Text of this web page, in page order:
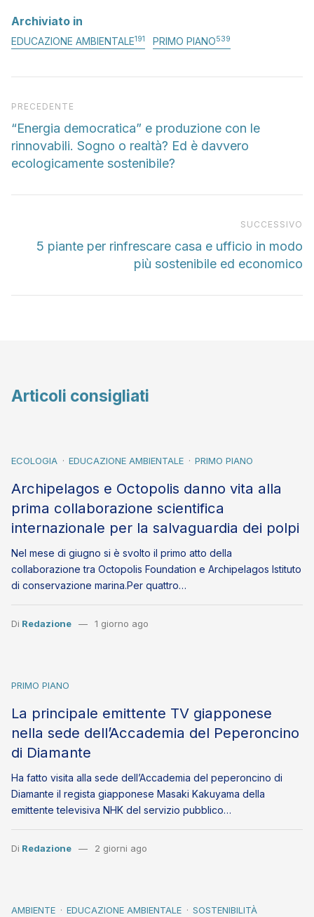
Archiviato in
EDUCAZIONE AMBIENTALE191 PRIMO PIANO539
Articolo precedente
PRECEDENTE
“Energia democratica” e produzione con le
rinnovabili. Sogno o realtà? Ed è davvero
ecologicamente sostenibile?
SUCCESSIVO
5 piante per rinfrescare casa e ufficio in modo
più sostenibile ed economico
Articoli consigliati
ECOLOGIA EDUCAZIONE AMBIENTALE PRIMO PIANO
Archipelagos e Octopolis danno vita alla
prima collaborazione scientifica
internazionale per la salvaguardia dei polpi
Nel mese di giugno si è svolto il primo atto della
collaborazione tra Octopolis Foundation e Archipelagos Istituto
di conservazione marina.Per quattro…
Di Redazione 1 giorno ago
PRIMO PIANO
La principale emittente TV giapponese
nella sede dell’Accademia del Peperoncino
di Diamante
Ha fatto visita alla sede dell’Accademia del peperoncino di
Diamante il regista giapponese Masaki Kakuyama della
emittente televisiva NHK del servizio pubblico…
Di Redazione 2 giorni ago
AMBIENTE EDUCAZIONE AMBIENTALE SOSTENIBILITÀ